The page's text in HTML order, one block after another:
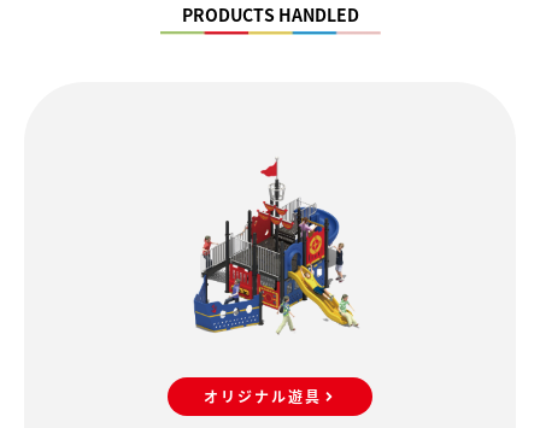
PRODUCTS HANDLED
オリジナル遊具